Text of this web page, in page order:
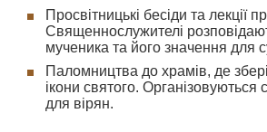
Просвітницькі бесіди та лекції
Священнослужителі
мученика та його значення для
Паломництва до храмів, де
ікони святого. Організовуються
для вірян.